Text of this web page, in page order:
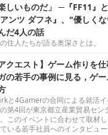
しいものだ」 ─『FF11』
ンツ ダフネ』、"優しく
だ4人の話
住人たちが語る奥深さとは。
クエスト】ゲーム作りを
の若手の事例に見る，ゲ
と4Gamerの合同による就活
第4回が東京都立産業貿易セン
このイベントに合わせて取材
いる若手社員へのインタビュー